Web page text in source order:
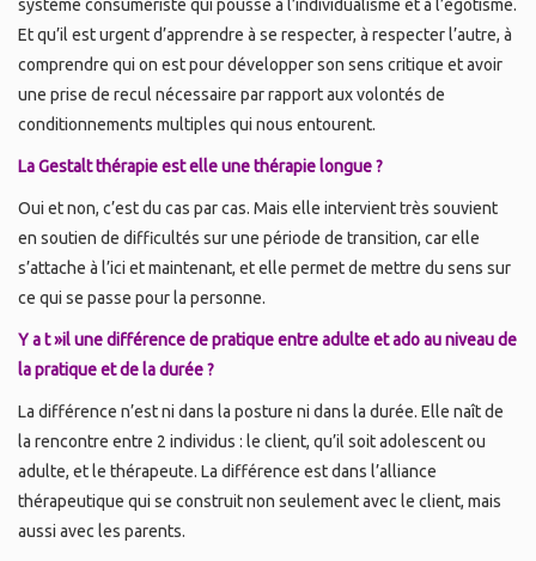
système consumériste qui pousse à l’individualisme et à l’égotisme.
Et qu’il est urgent d’apprendre à se respecter, à respecter l’autre, à
comprendre qui on est pour développer son sens critique et avoir
une prise de recul nécessaire par rapport aux volontés de
conditionnements multiples qui nous entourent.
La Gestalt thérapie est elle une thérapie longue ?
Oui et non, c’est du cas par cas. Mais elle intervient très souvient
en soutien de difficultés sur une période de transition, car elle
s’attache à l’ici et maintenant, et elle permet de mettre du sens sur
ce qui se passe pour la personne.
Y a t »il une différence de pratique entre adulte et ado au niveau de
la pratique et de la durée ?
La différence n’est ni dans la posture ni dans la durée. Elle naît de
la rencontre entre 2 individus : le client, qu’il soit adolescent ou
adulte, et le thérapeute. La différence est dans l’alliance
thérapeutique qui se construit non seulement avec le client, mais
aussi avec les parents.